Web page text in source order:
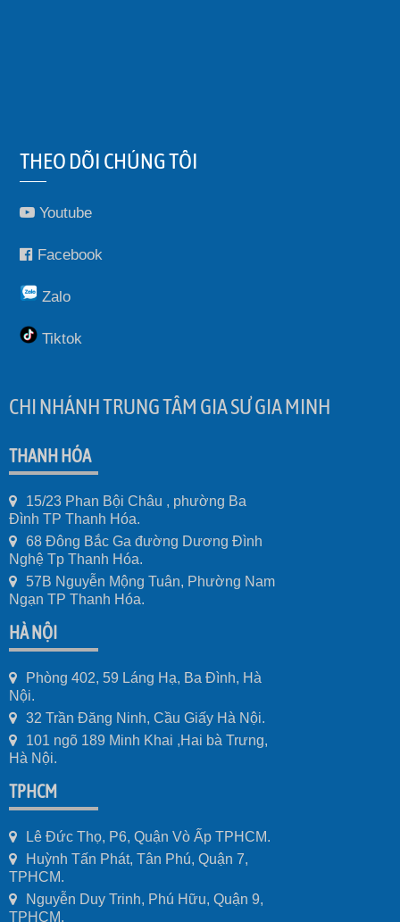
THEO DÕI CHÚNG TÔI
Youtube
Facebook
Zalo
Tiktok
CHI NHÁNH TRUNG TÂM GIA SƯ GIA MINH
THANH HÓA
15/23 Phan Bội Châu , phường Ba
Đình TP Thanh Hóa.
68 Đông Bắc Ga đường Dương Đình
Nghệ Tp Thanh Hóa.
57B Nguyễn Mộng Tuân, Phường Nam
Ngạn TP Thanh Hóa.
HÀ NỘI
Phòng 402, 59 Láng Hạ, Ba Đình, Hà
Nội.
32 Trần Đăng Ninh, Cầu Giấy Hà Nội.
101 ngõ 189 Minh Khai ,Hai bà Trưng,
Hà Nội.
TPHCM
Lê Đức Thọ, P6, Quận Vò Ấp TPHCM.
Huỳnh Tấn Phát, Tân Phú, Quận 7,
TPHCM.
Nguyễn Duy Trinh, Phú Hữu, Quận 9,
TPHCM.